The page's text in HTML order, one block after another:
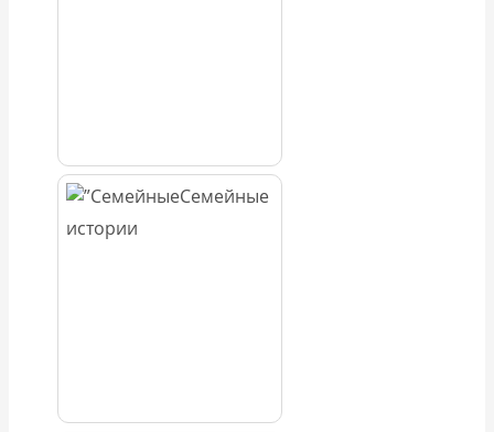
Семейные
истории